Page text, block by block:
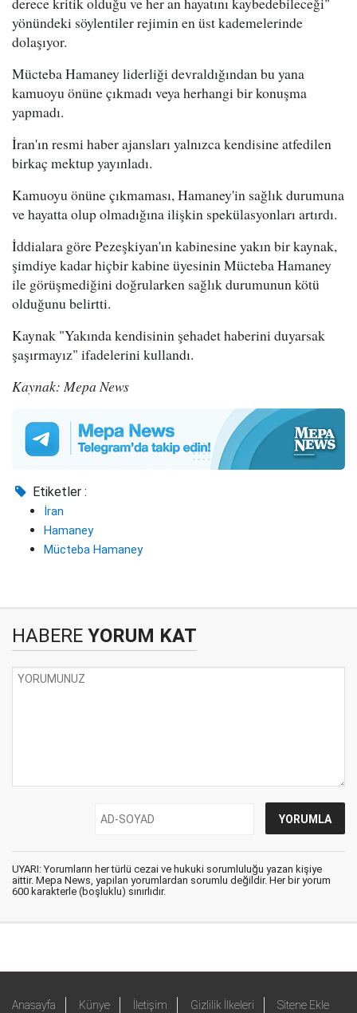
yönündeki söylentiler rejimin en üst kademelerinde
dolaşıyor.
Mücteba Hamaney liderliği devraldığından bu yana
kamuoyu önüne çıkmadı veya herhangi bir konuşma
yapmadı.
İran'ın resmi haber ajansları yalnızca kendisine atfedilen
birkaç mektup yayınladı.
Kamuoyu önüne çıkmaması, Hamaney'in sağlık durumuna
ve hayatta olup olmadığına ilişkin spekülasyonları artırdı.
İddialara göre Pezeşkiyan'ın kabinesine yakın bir kaynak,
şimdiye kadar hiçbir kabine üyesinin Mücteba Hamaney
ile görüşmediğini doğrularken sağlık durumunun kötü
olduğunu belirtti.
Kaynak "Yakında kendisinin şehadet haberini duyarsak
şaşırmayız" ifadelerini kullandı.
Kaynak: Mepa News
Etiketler :
İran
Hamaney
Mücteba Hamaney
HABERE YORUM KAT
UYARI: Yorumların her türlü cezai ve hukuki sorumluluğu yazan kişiye
aittir. Mepa News, yapılan yorumlardan sorumlu değildir. Her bir yorum
600 karakterle (boşluklu) sınırlıdır.
Anasayfa Künye İletişim Gizlilik İlkeleri Sitene Ekle